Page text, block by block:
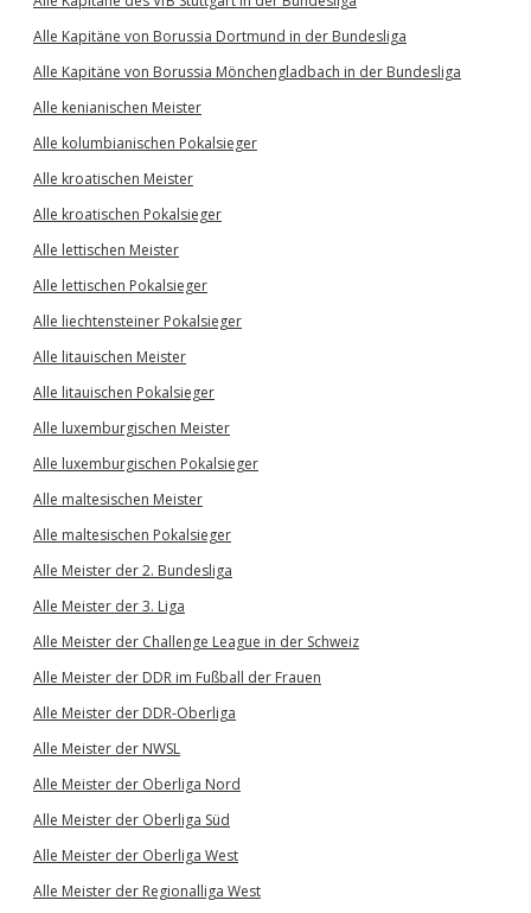
Alle Kapitäne von Borussia Dortmund in der Bundesliga
Alle Kapitäne von Borussia Mönchengladbach in der Bundesliga
Alle kenianischen Meister
Alle kolumbianischen Pokalsieger
Alle kroatischen Meister
Alle kroatischen Pokalsieger
Alle lettischen Meister
Alle lettischen Pokalsieger
Alle liechtensteiner Pokalsieger
Alle litauischen Meister
Alle litauischen Pokalsieger
Alle luxemburgischen Meister
Alle luxemburgischen Pokalsieger
Alle maltesischen Meister
Alle maltesischen Pokalsieger
Alle Meister der 2. Bundesliga
Alle Meister der 3. Liga
Alle Meister der Challenge League in der Schweiz
Alle Meister der DDR im Fußball der Frauen
Alle Meister der DDR-Oberliga
Alle Meister der NWSL
Alle Meister der Oberliga Nord
Alle Meister der Oberliga Süd
Alle Meister der Oberliga West
Alle Meister der Regionalliga West